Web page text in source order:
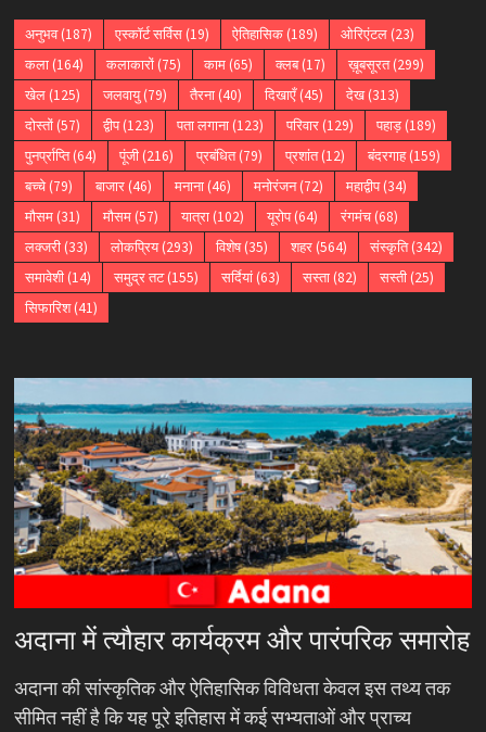
अनुभव(187) एस्कॉर्ट सर्विस(19) ऐतिहासिक(189) ओरिएंटल(23)
कला(164) कलाकारों(75) काम(65) क्लब(17) ख़ूबसूरत(299)
खेल(125) जलवायु(79) तैरना(40) दिखाएँ(45) देख(313)
दोस्तों(57) द्वीप(123) पता लगाना(123) परिवार(129) पहाड़(189)
पुनर्प्राप्ति(64) पूंजी(216) प्रबंधित(79) प्रशांत(12) बंदरगाह(159)
बच्चे(79) बाजार(46) मनाना(46) मनोरंजन(72) महाद्वीप(34)
मौसम(31) मौसम(57) यात्रा(102) यूरोप(64) रंगमंच(68)
लक्जरी(33) लोकप्रिय(293) विशेष(35) शहर(564) संस्कृति(342)
समावेशी(14) समुद्र तट(155) सर्दियां(63) सस्ता(82) सस्ती(25)
सिफारिश(41)
अदाना में त्यौहार कार्यक्रम और पारंपरिक समारोह
अदाना की सांस्कृतिक और ऐतिहासिक विविधता केवल इस तथ्य तक
सीमित नहीं है कि यह पूरे इतिहास में कई सभ्यताओं और प्राच्य